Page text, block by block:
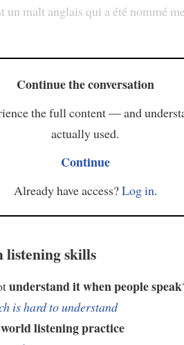
un malt anglais qui a été nommé
Continue the conversation
the full content — and
actually used.
Continue
Already have access?Log in.
listening skills
understand it when people speak
is hard to understand
listening practice